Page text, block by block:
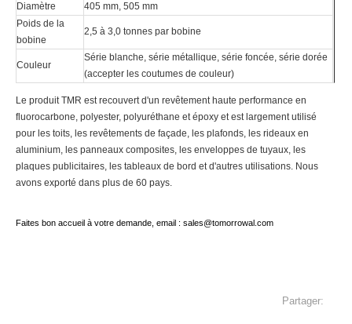
Diamètre
405 mm, 505 mm
Poids de la
bobine
2,5 à 3,0 tonnes par bobine
Couleur
Série blanche, série métallique, série foncée, série dorée
(accepter les coutumes de couleur)
Le produit TMR est recouvert d'un revêtement haute performance en
fluorocarbone, polyester, polyuréthane et époxy et est largement utilisé
pour les toits, les revêtements de façade, les plafonds, les rideaux en
aluminium, les panneaux composites, les enveloppes de tuyaux, les
plaques publicitaires, les tableaux de bord et d'autres utilisations. Nous
avons exporté dans plus de 60 pays.
Faites bon accueil à votre demande, email : sales@tomorrowal.com
Partager: